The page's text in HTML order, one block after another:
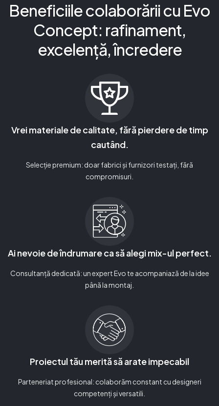
Beneficiile colaborării cu Evo
Concept: rafinament,
excelență, încredere
Vrei materiale de calitate, fără pierdere de timp
cautând.
Selecție premium: doar fabrici și furnizori testați, fără
compromisuri.
Ai nevoie de îndrumare ca să alegi mix-ul perfect.
Consultanță dedicată: un expert Evo te acompaniază de la idee
până la montaj.
Proiectul tău merită să arate impecabil
Parteneriat profesional: colaborăm constant cu designeri
competenți și versatili.